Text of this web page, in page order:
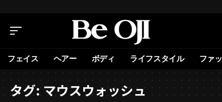
フェイス ヘアー ボディ ライフスタイル ファ
タグ:マウスウォッシュ